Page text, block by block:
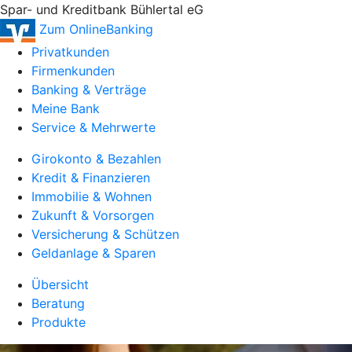
Spar- und Kreditbank Bühlertal eG
Zum OnlineBanking
Privatkunden
Firmenkunden
Banking & Verträge
Meine Bank
Service & Mehrwerte
Girokonto & Bezahlen
Kredit & Finanzieren
Immobilie & Wohnen
Zukunft & Vorsorgen
Versicherung & Schützen
Geldanlage & Sparen
Übersicht
Beratung
Produkte